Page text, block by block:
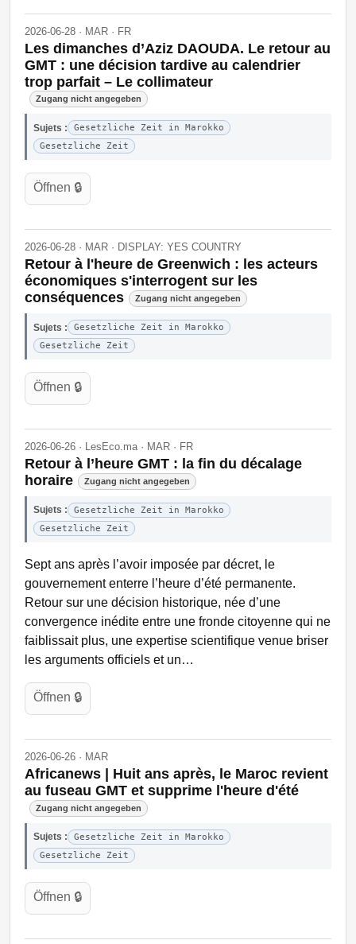
2026-06-28 · MAR · FR
Les dimanches d’Aziz DAOUDA. Le retour au
GMT : une décision tardive au calendrier
trop parfait – Le collimateur
Zugang nicht angegeben
Sujets :
Gesetzliche Zeit in Marokko
Gesetzliche Zeit
Öffnen 🔒
2026-06-28 · MAR · DISPLAY: YES COUNTRY
Retour à l'heure de Greenwich : les acteurs
économiques s'interrogent sur les
conséquences
Zugang nicht angegeben
Sujets :
Gesetzliche Zeit in Marokko
Gesetzliche Zeit
Öffnen 🔒
2026-06-26 · LesEco.ma · MAR · FR
Retour à l’heure GMT : la fin du décalage
horaire
Zugang nicht angegeben
Sujets :
Gesetzliche Zeit in Marokko
Gesetzliche Zeit
Sept ans après l’avoir imposée par décret, le
gouvernement enterre l’heure d’été permanente.
Retour sur une décision historique, née d’une
convergence inédite entre une fronde citoyenne qui ne
faiblissait plus, une expertise scientifique venue briser
les arguments officiels et un…
Öffnen 🔒
2026-06-26 · MAR
Africanews | Huit ans après, le Maroc revient
au fuseau GMT et supprime l'heure d'été
Zugang nicht angegeben
Sujets :
Gesetzliche Zeit in Marokko
Gesetzliche Zeit
Öffnen 🔒